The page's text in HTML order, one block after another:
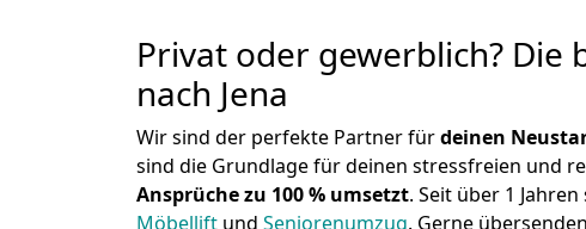
Privat oder gewerblich? Die
nach Jena
Wir sind der perfekte Partner fürdeinen
sind die Grundlage für deinen stressfreien und
Ansprüche zu 100 % umsetzt. Seit über 1
Möbellift und Seniorenumzug. Gerne